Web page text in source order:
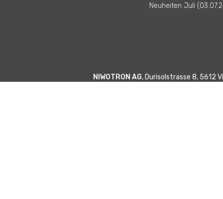
Neuheiten Juli
NIWOTRON AG, Durisolstrasse 8, 5612